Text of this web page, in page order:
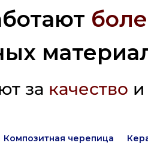
за качество и
Композитная черепица